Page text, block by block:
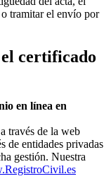
tramitar el envío por
certificado
en línea en
través de la web
de entidades privadas
gestión. Nuestra